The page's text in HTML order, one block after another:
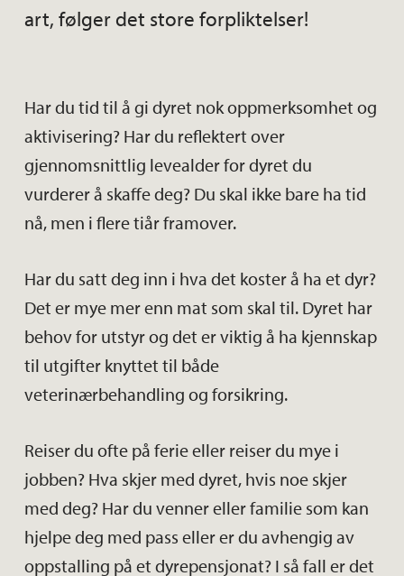
art, følger det store forpliktelser!
Har du tid til å gi dyret nok oppmerksomhet og
aktivisering? Har du reflektert over
gjennomsnittlig levealder for dyret du
vurderer å skaffe deg? Du skal ikke bare ha tid
nå, men i flere tiår framover.
Har du satt deg inn i hva det koster å ha et dyr?
Det er mye mer enn mat som skal til. Dyret har
behov for utstyr og det er viktig å ha kjennskap
til utgifter knyttet til både
veterinærbehandling og forsikring.
Reiser du ofte på ferie eller reiser du mye i
jobben? Hva skjer med dyret, hvis noe skjer
med deg? Har du venner eller familie som kan
hjelpe deg med pass eller er du avhengig av
oppstalling på et dyrepensjonat? I så fall er det